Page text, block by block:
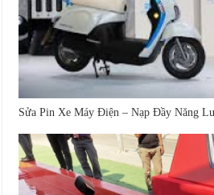
Sửa Pin Xe Máy Điện – Nạp Đầy Năng